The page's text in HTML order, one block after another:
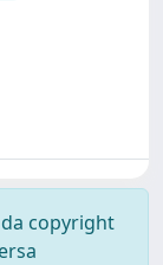
copyright